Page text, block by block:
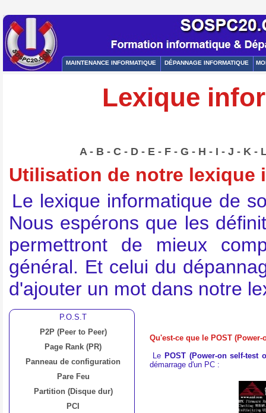
MAINTENANCE INFORMATIQUE DÉPANNAGE INFORMATIQUE
Lexique
A- B -C - D - E - F -G - H - I -J - K -
Utilisation de notre lexique
Le lexique informatique de
Nous espérons que les
permettront de mieux
général. Et celui du
d'ajouter un mot dans notre
P.O.S.T
P2P (Peer to Peer)
Page Rank (PR)
Panneau de configuration
Pare Feu
Partition (Disque dur)
PCI
Qu'est-ce que le POST
Le POST (Power-on self-test
démarrage d'un PC :